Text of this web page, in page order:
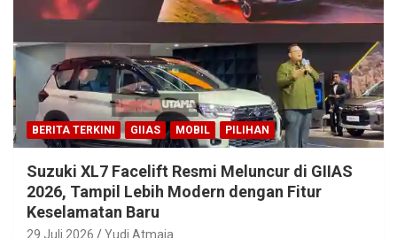
BERITA TERKINI GIIAS MOBIL PILIHAN
Suzuki XL7 Facelift Resmi Meluncur di GIIAS
2026, Tampil Lebih Modern dengan Fitur
Keselamatan Baru
29 Juli 2026 Yudi Atmaja